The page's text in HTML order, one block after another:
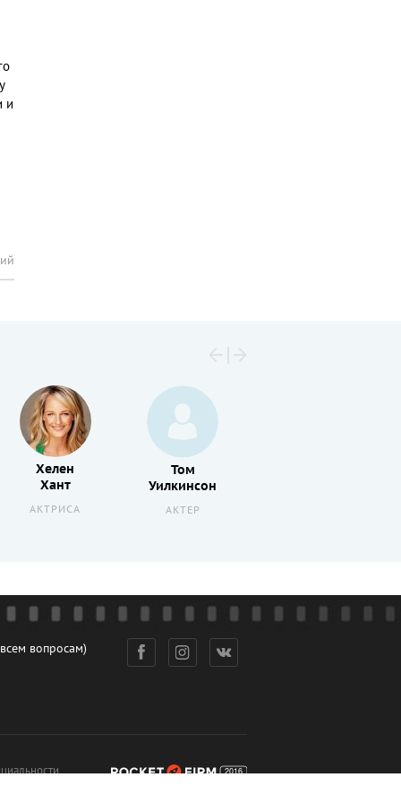
и
Хелен
Хант
АКТРИСА
Том
Уилкинсон
АКТЕР
вопросам)